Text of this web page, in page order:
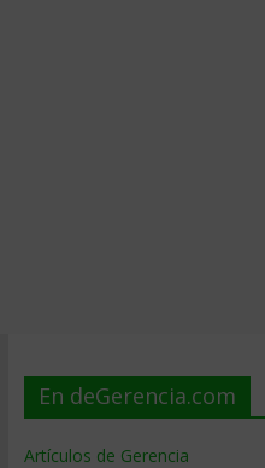
En deGerencia.com
Artículos de Gerencia